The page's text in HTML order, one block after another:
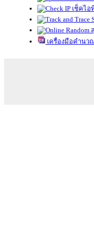
เช็คไอ
เครื่องมือคำน